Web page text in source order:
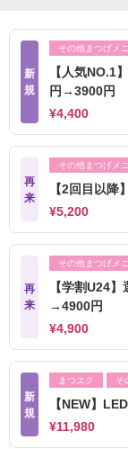
新
規
その他まつげメ
【人気NO.1
円→3900円
¥4,400
再
来
その他まつげメ
【2回目以
¥5,200
再
来
その他まつげメ
【学割U24
→4900円
¥4,900
新
規
まつエク そ
【NEW】
¥11,980